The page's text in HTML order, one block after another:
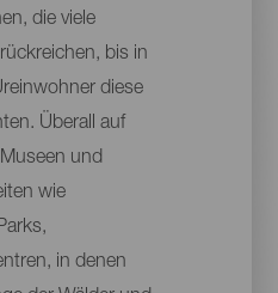
die viele
bis in
diese
Überall auf
und
wie
in denen